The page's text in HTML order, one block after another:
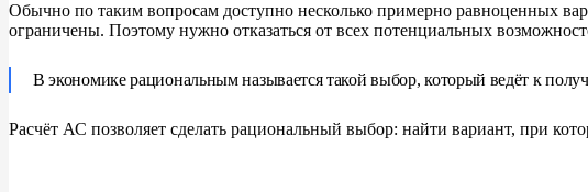
Обычно по таким вопросам доступно несколько примерно равноценных
ограничены. Поэтому нужно отказаться от всех потенциальных
В экономике рациональным называется такой выбор, который ведёт к
Расчёт АС позволяет сделать рациональный выбор: найти вариант, при